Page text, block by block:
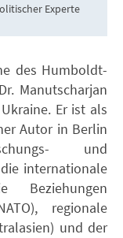
Experte
des Humboldt-
Manutscharjan
Er ist als
Autor in Berlin
und
internationale
Beziehungen
regionale
und der